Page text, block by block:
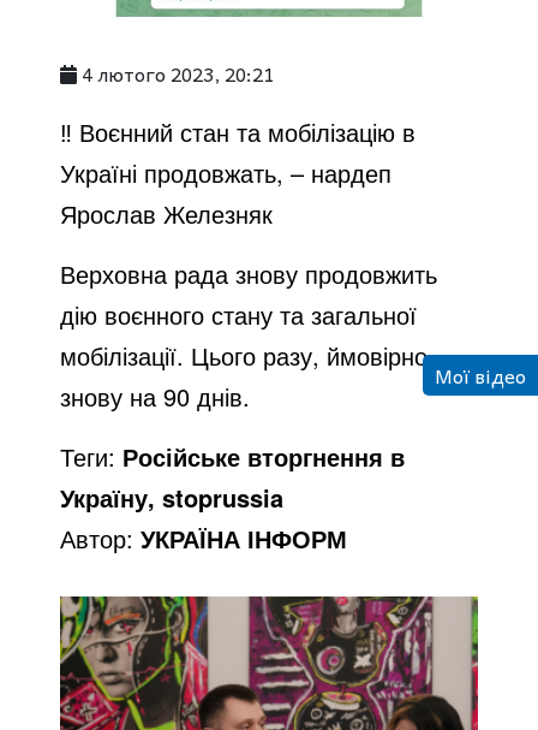
4 лютого 2023, 20:21
‼️ Воєнний стан та мобілізацію в
Україні продовжать, – нардеп
Ярослав Железняк
Верховна рада знову продовжить
дію воєнного стану та загальної
мобілізації. Цього разу, ймовірно,
знову на 90 днів.
Теги: Російське вторгнення в
Україну, stoprussia
Автор:УКРАЇНА ІНФОРМ
Мої відео